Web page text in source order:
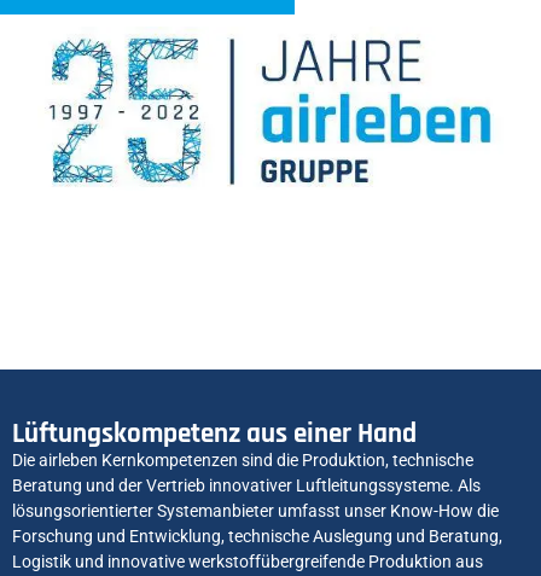
Lüftungskompetenz aus einer Hand
Die airleben Kernkompetenzen sind die Produktion, technische
Beratung und der Vertrieb innovativer Luftleitungssysteme. Als
lösungsorientierter Systemanbieter umfasst unser Know-How die
Forschung und Entwicklung, technische Auslegung und Beratung,
Logistik und innovative werkstoffübergreifende Produktion aus